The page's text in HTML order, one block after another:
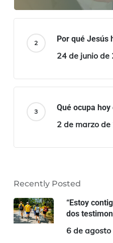
Por qué Jesús
24 de junio de
Qué ocupa
2 de marzo
Recently Posted
“Estoy
dos
6 de